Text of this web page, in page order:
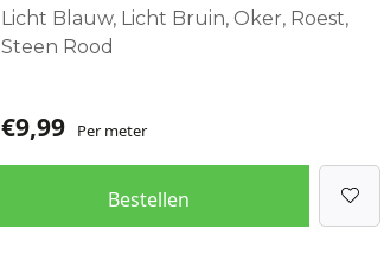
Licht Blauw, Licht Bruin, Oker, Roest,
Steen Rood
€9,99 Per meter
Bestellen